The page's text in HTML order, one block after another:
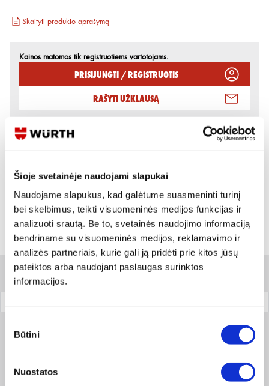
Šioje svetainėje naudojami slapukai
Naudojame slapukus, kad galėtume suasmeninti turinį
bei skelbimus, teikti visuomeninės medijos funkcijas ir
analizuoti srautą. Be to, svetainės naudojimo informaciją
bendriname su visuomeninės medijos, reklamavimo ir
analizės partneriais, kurie gali ją pridėti prie kitos jūsų
pateiktos arba naudojant paslaugas surinktos
informacijos.
pasirinkimas
Būtini
Nuostatos
Skaityti produkto aprašymą
Kainos matomos tik registruotiems vartotojams.
Prisijungti / Registruotis
Rašyti užklausą
Reikia daugiau informacijos?
Variantai
1 vnt